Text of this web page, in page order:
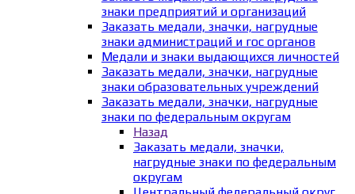
знаки предприятий и организаций
Заказать медали, значки, нагрудные
знаки администраций и гос органов
Медали и знаки выдающихся личностей
Заказать медали, значки, нагрудные
знаки образовательных учреждений
Заказать медали, значки, нагрудные
знаки по федеральным округам
Назад
Заказать медали, значки,
нагрудные знаки по федеральным
округам